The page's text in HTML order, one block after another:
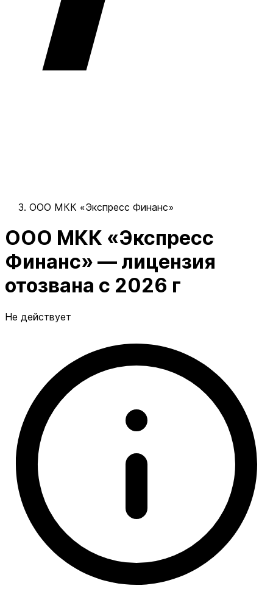
ООО МКК «Экспресс Финанс»
ООО МКК «Экспресс
Финанс» — лицензия
отозвана с 2026 г
Не действует